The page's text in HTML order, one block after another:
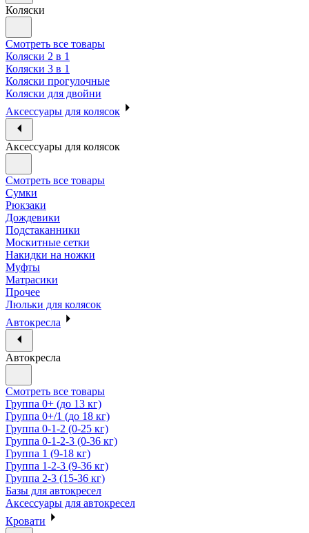
Коляски
Смотреть все товары
Коляски 2 в 1
Коляски 3 в 1
Коляски прогулочные
Коляски для двойни
Аксессуары для колясок
Аксессуары для колясок
Смотреть все товары
Сумки
Рюкзаки
Дождевики
Подстаканники
Москитные сетки
Накидки на ножки
Муфты
Матрасики
Прочее
Люльки для колясок
Автокресла
Автокресла
Смотреть все товары
Группа 0+ (до 13 кг)
Группа 0+/1 (до 18 кг)
Группа 0-1-2 (0-25 кг)
Группа 0-1-2-3 (0-36 кг)
Группа 1 (9-18 кг)
Группа 1-2-3 (9-36 кг)
Группа 2-3 (15-36 кг)
Базы для автокресел
Аксессуары для автокресел
Кровати